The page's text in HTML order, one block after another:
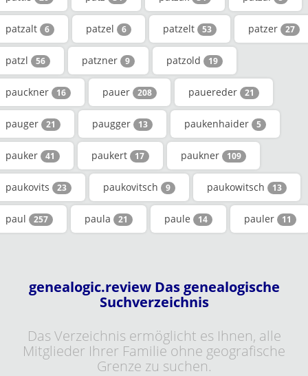
patzalt 6 patzel 6 patzelt 53 patzer 27
patzl 56 patzner 9 patzold 19
pauckner 16 pauer 208 pauereder 21
pauger 21 paugger 13 paukenhaider 5
pauker 41 paukert 17 paukner 109
paukovits 23 paukovitsch 9 paukowitsch 13
paul 257 paula 21 paule 14 pauler 11
genealogic.review Das genealogische
Suchverzeichnis
Das Verzeichnis ermöglicht es Ihnen, alle
Mitglieder Ihrer Familie ohne geografische
Grenze zu suchen.